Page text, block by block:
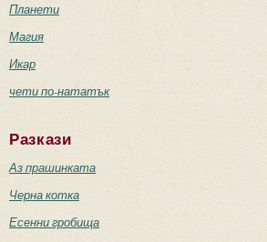
Планети
Магия
Икар
чети по-нататък
Разкази
Аз прашинката
Черна котка
Есенни гробища